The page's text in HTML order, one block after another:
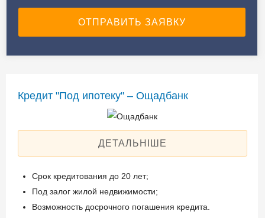
Кредит "Под ипотеку" – Ощадбанк
ДЕТАЛЬНІШЕ
Срок кредитования до 20 лет;
Под залог жилой недвижимости;
Возможность досрочного погашения кредита.